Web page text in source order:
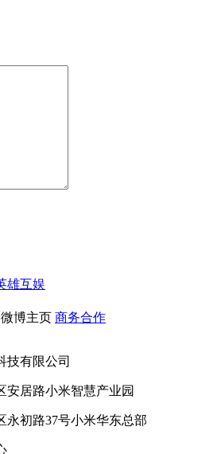
雄互娱
微博主页 商务合作
技有限公司
安居路小米智慧产业园
永初路37号小米华东总部